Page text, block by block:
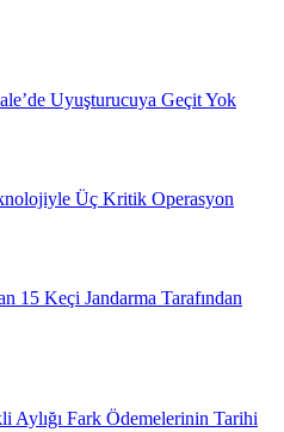
Uyuşturucuya Geçit Yok
Üç Kritik Operasyon
15 Keçi Jandarma Tarafından
Aylığı Fark Ödemelerinin Tarihi